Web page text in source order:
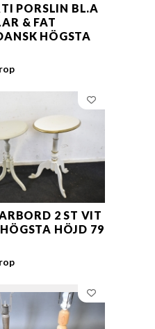
PORSLIN BL.A
& FAT
HÖGSTA
2 ST VIT
HÖJD 79